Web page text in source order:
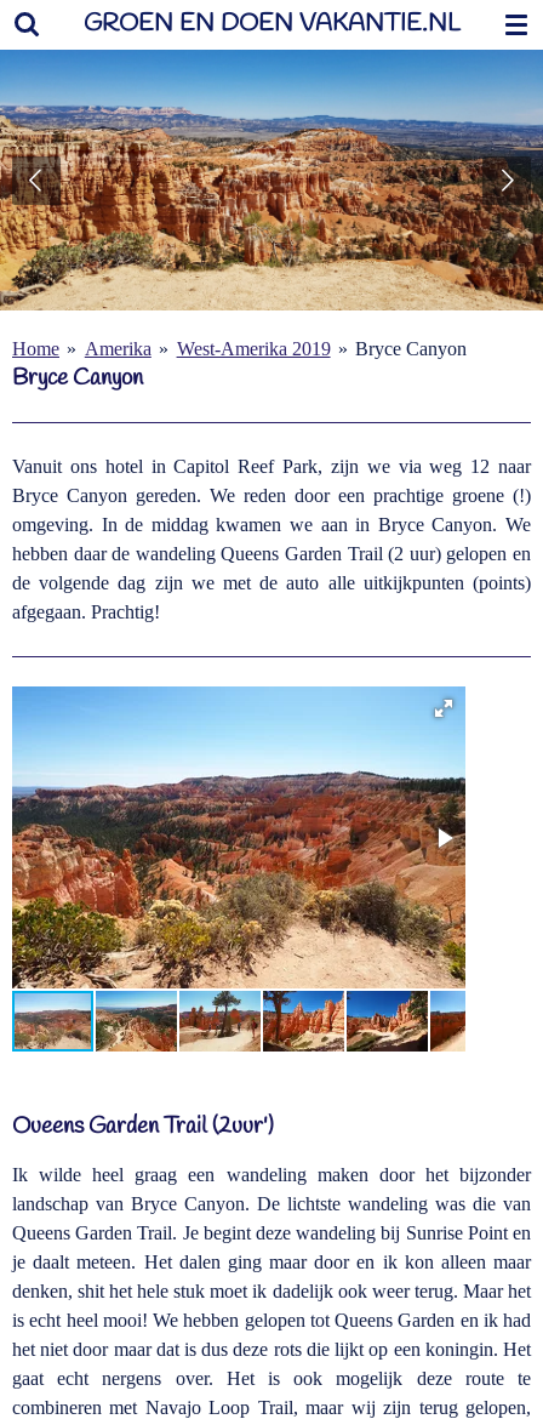
Ga
direct
naar
de
hoofdinhoud
GROEN EN DOEN VAKANTIE.NL
Home » Amerika » West-Amerika 2019 » Bryce Canyon
Bryce Canyon
Vanuit ons hotel in Capitol Reef Park, zijn we via weg 12 naar
Bryce Canyon gereden. We reden door een prachtige groene (!)
omgeving. In de middag kwamen we aan in Bryce Canyon. We
hebben daar de wandeling Queens Garden Trail (2 uur) gelopen en
de volgende dag zijn we met de auto alle uitkijkpunten (points)
afgegaan. Prachtig!
Oueens Garden Trail (2uur')
Ik wilde heel graag een wandeling maken door het bijzonder
landschap van Bryce Canyon. De lichtste wandeling was die van
Queens Garden Trail. Je begint deze wandeling bij Sunrise Point en
je daalt meteen. Het dalen ging maar door en ik kon alleen maar
denken, shit het hele stuk moet ik dadelijk ook weer terug. Maar het
is echt heel mooi! We hebben gelopen tot Queens Garden en ik had
het niet door maar dat is dus deze rots die lijkt op een koningin. Het
gaat echt nergens over. Het is ook mogelijk deze route te
combineren met Navajo Loop Trail, maar wij zijn terug gelopen,